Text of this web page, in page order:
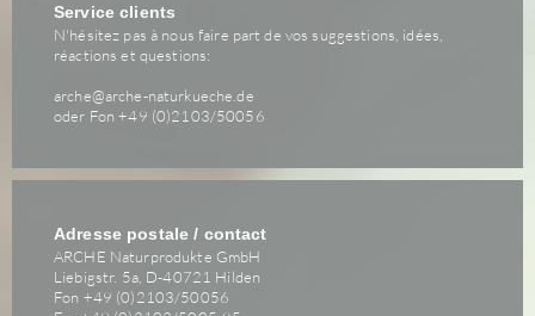
Service clients
N'hésitez pas à nous faire part de vos suggestions, idées,
réactions et questions:
arche@arche-naturkueche.de
oder Fon +49 (0)2103/50056
Adresse postale / contact
ARCHE Naturprodukte GmbH
Liebigstr. 5a, D-40721 Hilden
Fon +49 (0)2103/50056